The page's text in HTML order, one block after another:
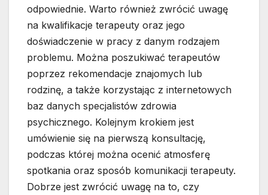
odpowiednie. Warto również zwrócić uwagę
na kwalifikacje terapeuty oraz jego
doświadczenie w pracy z danym rodzajem
problemu. Można poszukiwać terapeutów
poprzez rekomendacje znajomych lub
rodzinę, a także korzystając z internetowych
baz danych specjalistów zdrowia
psychicznego. Kolejnym krokiem jest
umówienie się na pierwszą konsultację,
podczas której można ocenić atmosferę
spotkania oraz sposób komunikacji terapeuty.
Dobrze jest zwrócić uwagę na to, czy